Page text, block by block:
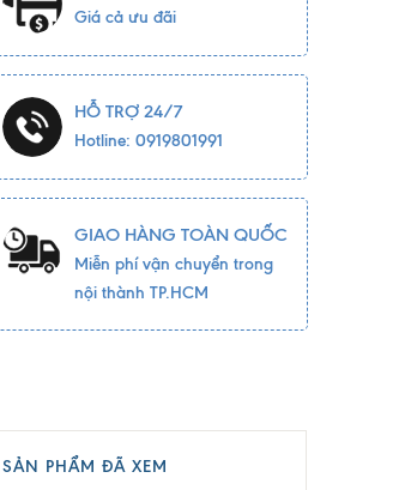
Giá cả ưu đãi
HỖ TRỢ 24/7
Hotline: 0919801991
GIAO HÀNG TOÀN QUỐC
Miễn phí vận chuyển trong
nội thành TP.HCM
SẢN PHẨM ĐÃ XEM